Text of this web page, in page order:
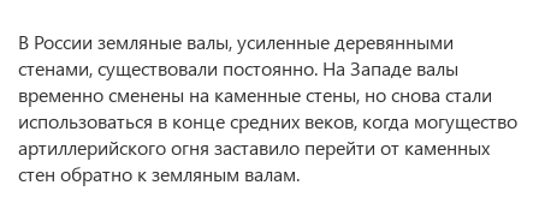
В России земляные валы, усиленные деревянными
стенами, существовали постоянно. На Западе валы
временно сменены на каменные стены, но снова стали
использоваться в конце средних веков, когда могущество
артиллерийского огня заставило перейти от каменных
стен обратно к земляным валам.